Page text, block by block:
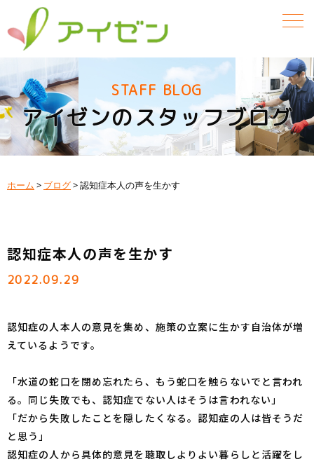
STAFF BLOG
アイゼンのスタッフブログ
ホーム > ブログ>認知症本人の声を生かす
認知症本人の声を生かす
2022.09.29
認知症の人本人の意見を集め、施策の立案に生かす自治体が増
えているようです。
「水道の蛇口を閉め忘れたら、もう蛇口を触らないでと言われ
る。同じ失敗でも、認知症でない人はそうは言われない」
「だから失敗したことを隠したくなる。認知症の人は皆そうだ
と思う」
認知症の人から具体的意見を聴取しよりよい暮らしと活躍をし